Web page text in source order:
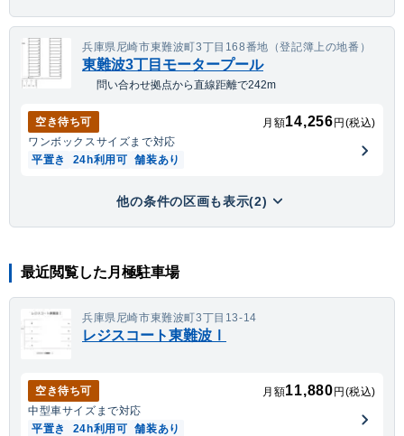
兵庫県尼崎市東難波町3丁目168番地（登記簿上の地番）
東難波3丁目モータープール
問い合わせ拠点から直線距離で242m
空き待ち可 月額14,256 円(税込)
ワンボックスサイズまで対応
平置き
24h利用可 舗装あり
他の条件の区画も表示(2)
最近閲覧した月極駐車場
兵庫県尼崎市東難波町3丁目13-14
レジスコート東難波Ⅰ
空き待ち可 月額11,880 円(税込)
中型車サイズまで対応
平置き
24h利用可 舗装あり